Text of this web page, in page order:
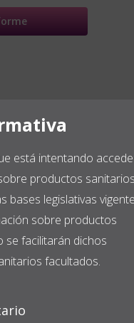
Vegas Díaz de
Alkhraisat M, Durán
Spanish Sleep Network.
device for
clinical suspicion of
resp.12894.
está intentando
productos
bases legislativas
sobre productos
se facilitarán dichos
facultados.